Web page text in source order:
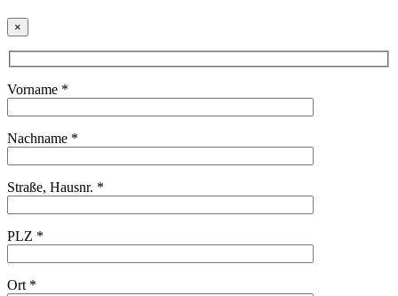
×
Vorname *
Nachname *
Straße, Hausnr. *
PLZ *
Ort *